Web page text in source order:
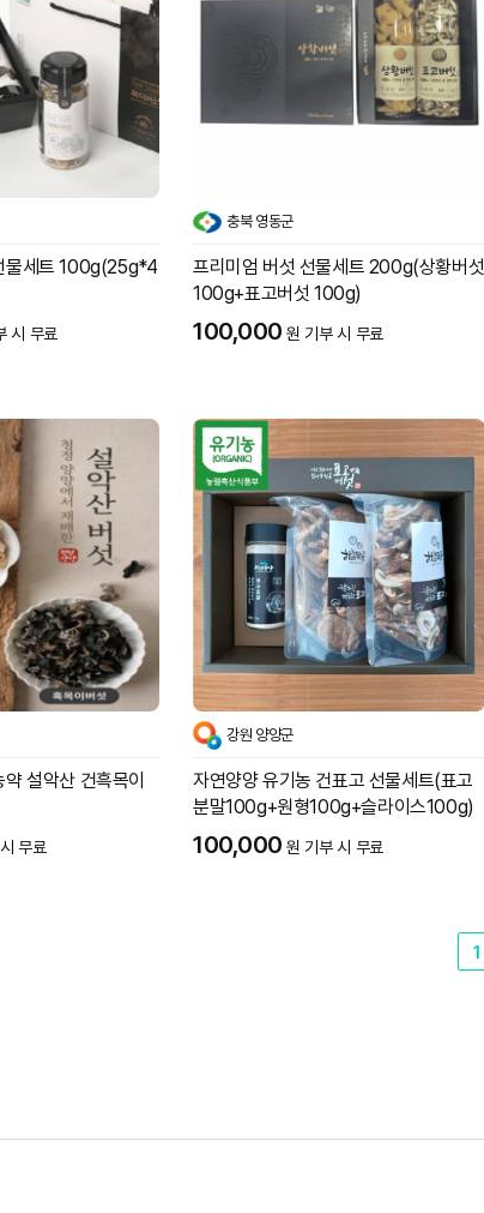
물세트 100g(25g*4
시 무료
충북 영동군
프리미엄 버섯 선물세트 200g(상황버섯
100g+표고버섯 100g)
100,000 원 기부 시 무료
설악산 건흑목이
무료
강원 양양군
자연양양 유기농 건표고 선물세트(표고
분말100g+원형100g+슬라이스100g)
100,000 원 기부 시 무료
1